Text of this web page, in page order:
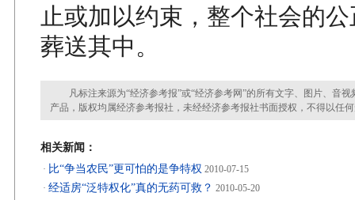
止或加以约束，整个社会的
葬送其中。
凡标注来源为“经济参考报”或“经济参考网”的所有文字、图片、音视
产品，版权均属经济参考报社，未经经济参考报社书面授权，不得以任
相关新闻：
· 比“争当农民”更可怕的是争特权 2010-07-15
· 经适房“泛特权化”真的无药可救？ 2010-05-20